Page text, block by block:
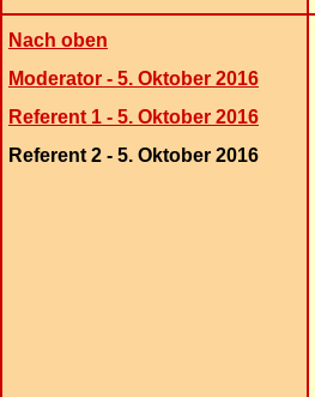
Nach oben
Moderator - 5. Oktober 2016
Referent 1 - 5. Oktober 2016
Referent 2 - 5. Oktober 2016